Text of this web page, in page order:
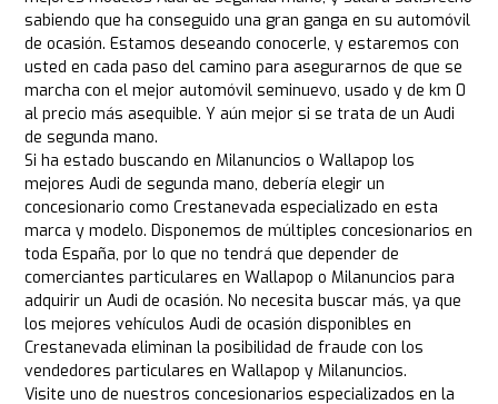
sabiendo que ha conseguido una gran ganga en su automóvil
de ocasión. Estamos deseando conocerle, y estaremos con
usted en cada paso del camino para asegurarnos de que se
marcha con el mejor automóvil seminuevo, usado y de km 0
al precio más asequible. Y aún mejor si se trata de un Audi
de segunda mano.
Si ha estado buscando en Milanuncios o Wallapop los
mejores Audi de segunda mano, debería elegir un
concesionario como Crestanevada especializado en esta
marca y modelo. Disponemos de múltiples concesionarios en
toda España, por lo que no tendrá que depender de
comerciantes particulares en Wallapop o Milanuncios para
adquirir un Audi de ocasión. No necesita buscar más, ya que
los mejores vehículos Audi de ocasión disponibles en
Crestanevada eliminan la posibilidad de fraude con los
vendedores particulares en Wallapop y Milanuncios.
Visite uno de nuestros concesionarios especializados en la